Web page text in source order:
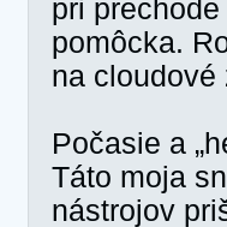
pri
pomôcka.
na cloudové
Počasie a
Táto moja
nástrojov